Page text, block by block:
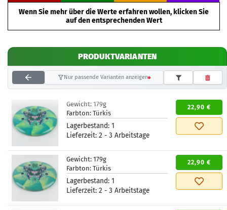
Wenn Sie mehr über die Werte erfahren wollen, klicken Sie
auf den entsprechenden Wert
PRODUKTVARIANTEN
Nur passende Varianten anzeigen
Gewicht: 179g
Farbton: Türkis
Lagerbestand: 1
Lieferzeit: 2 - 3 Arbeitstage
22,90 €
Gewicht: 179g
Farbton: Türkis
Lagerbestand: 1
Lieferzeit: 2 - 3 Arbeitstage
22,90 €